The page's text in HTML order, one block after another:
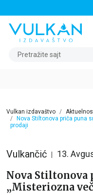
Pretražite sajt
Vulkan izdavaštvo
Nova Stiltonova priča puna
prodaji
Vulkančić 13.
Nova Stiltonova
„Misteriozna